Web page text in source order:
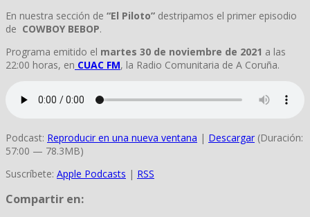
En nuestra sección de “El Piloto” destripamos el primer episodio
de COWBOY BEBOP.
Programa emitido el martes 30 de noviembre de 2021 a las
22:00 horas, en CUAC FM, la Radio Comunitaria de A Coruña.
Podcast: Reproducir en una nueva ventana | Descargar (Duración:
57:00 — 78.3MB)
Suscríbete: Apple Podcasts | RSS
Compartir en: